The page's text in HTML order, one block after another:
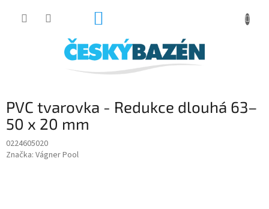
PVC tvarovka - Redukce dlouhá 63–
50 x 20 mm
0224605020
Značka: Vágner Pool